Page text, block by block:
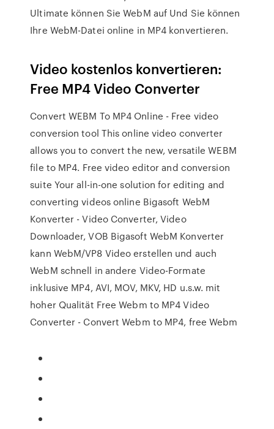
Ultimate können Sie WebM auf Und Sie können
Ihre WebM-Datei online in MP4 konvertieren.
Video kostenlos konvertieren:
Free MP4 Video Converter
Convert WEBM To MP4 Online - Free video
conversion tool This online video converter
allows you to convert the new, versatile WEBM
file to MP4. Free video editor and conversion
suite Your all-in-one solution for editing and
converting videos online Bigasoft WebM
Konverter - Video Converter, Video
Downloader, VOB Bigasoft WebM Konverter
kann WebM/VP8 Video erstellen und auch
WebM schnell in andere Video-Formate
inklusive MP4, AVI, MOV, MKV, HD u.s.w. mit
hoher Qualität Free Webm to MP4 Video
Converter - Convert Webm to MP4, free Webm